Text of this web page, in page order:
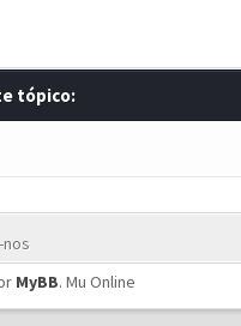
tópico:
MyBB. Mu Online